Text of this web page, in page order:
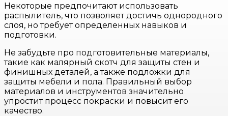
Некоторые предпочитают использовать
распылитель, что позволяет достичь однородного
слоя, но требует определенных навыков и
подготовки.
Не забудьте про подготовительные материалы,
такие как малярный скотч для защиты стен и
финишных деталей, а также подложки для
защиты мебели и пола. Правильный выбор
материалов и инструментов значительно
упростит процесс покраски и повысит его
качество.